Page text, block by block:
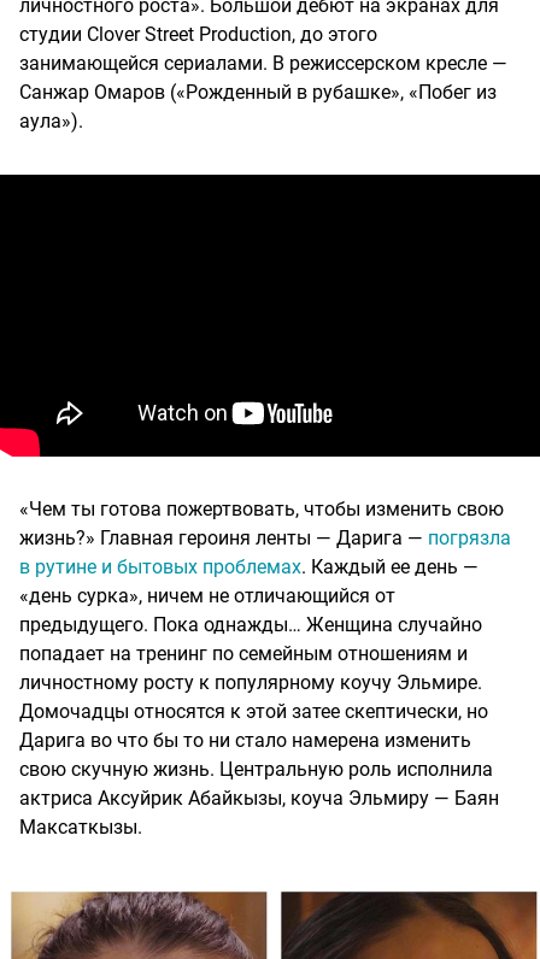
личностного роста». Большой дебют на экранах для
студии Clover Street Production, до этого
занимающейся сериалами. В режиссерском кресле —
Санжар Омаров («Рожденный в рубашке», «Побег из
аула»).
«Чем ты готова пожертвовать, чтобы изменить свою
жизнь?» Главная героиня ленты — Дарига — погрязла
в рутине и бытовых проблемах. Каждый ее день —
«день сурка», ничем не отличающийся от
предыдущего. Пока однажды… Женщина случайно
попадает на тренинг по семейным отношениям и
личностному росту к популярному коучу Эльмире.
Домочадцы относятся к этой затее скептически, но
Дарига во что бы то ни стало намерена изменить
свою скучную жизнь. Центральную роль исполнила
актриса Аксуйрик Абайкызы, коуча Эльмиру — Баян
Максаткызы.